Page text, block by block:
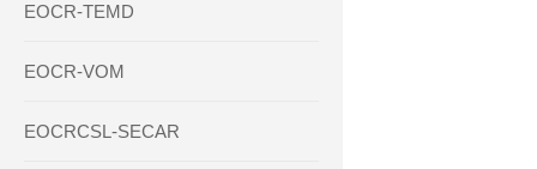
EOCR-TEMD
EOCR-VOM
EOCRCSL-SECAR